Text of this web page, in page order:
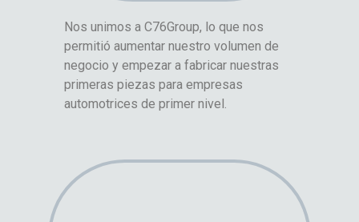
Nos unimos a C76Group, lo que nos
permitió aumentar nuestro volumen de
negocio y empezar a fabricar nuestras
primeras piezas para empresas
automotrices de primer nivel.